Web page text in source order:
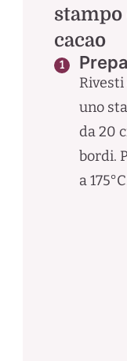
stampo
cacao
uno
da 20
bordi.
a